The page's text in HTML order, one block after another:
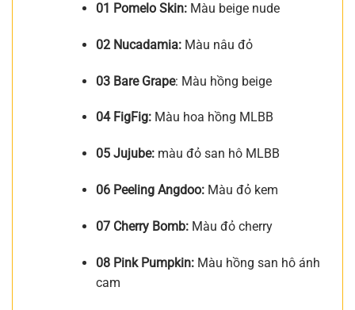
01 Pomelo Skin: Màu beige nude
02 Nucadamia:Màu nâu đỏ
03 Bare Grape: Màu hồng beige
04 FigFig:Màu hoa hồng MLBB
05 Jujube:màu đỏ san hô MLBB
06 Peeling Angdoo:Màu đỏ kem
07 Cherry Bomb:Màu đỏ cherry
08 Pink Pumpkin:Màu hồng san hô ánh
cam